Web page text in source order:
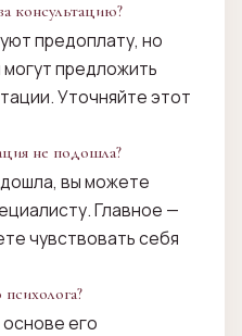
консультацию?
предоплату, но
предложить
Уточняйте этот
не подошла?
вы можете
Главное —
чувствовать себя
его